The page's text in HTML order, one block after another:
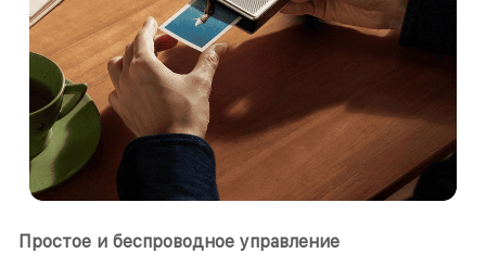
Простое и беспроводное управление